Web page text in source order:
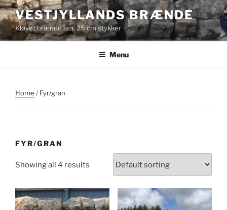
Videre
til
indhold
VESTJYLLANDS BRÆNDE
Kløvet brænde i ca. 25 cm stykker
Menu
Home / Fyr/gran
FYR/GRAN
Showing all 4 results